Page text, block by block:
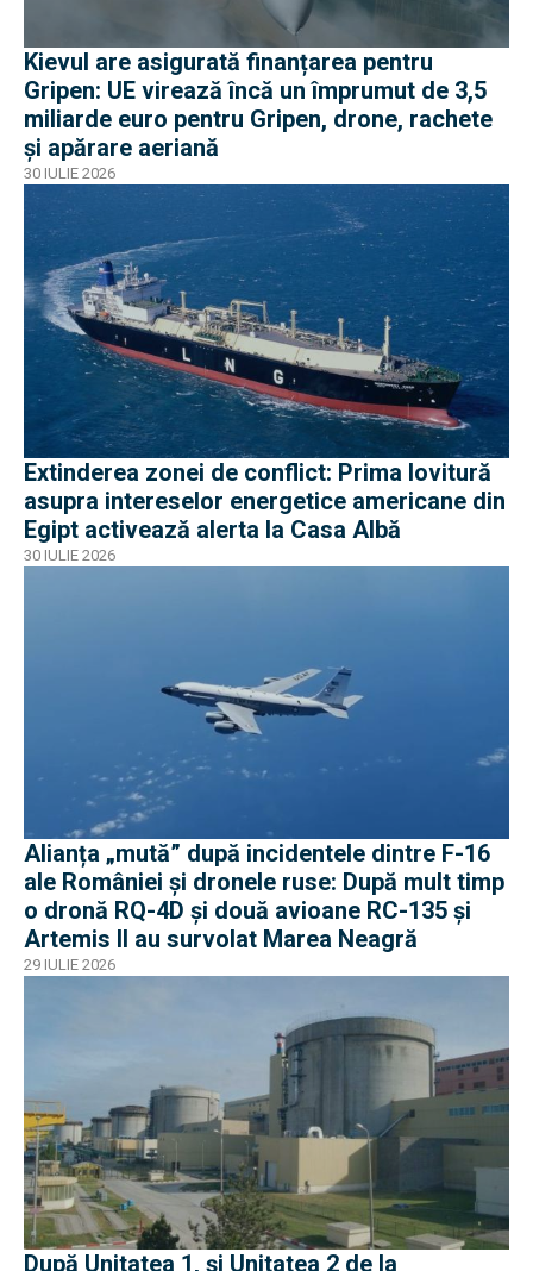
Kievul are asigurată finanțarea pentru
Gripen: UE virează încă un împrumut de 3,5
miliarde euro pentru Gripen, drone, rachete
și apărare aeriană
30 IULIE 2026
Extinderea zonei de conflict: Prima lovitură
asupra intereselor energetice americane din
Egipt activează alerta la Casa Albă
30 IULIE 2026
Alianța „mută” după incidentele dintre F-16
ale României și dronele ruse: După mult timp
o dronă RQ-4D și două avioane RC-135 și
Artemis II au survolat Marea Neagră
29 IULIE 2026
După Unitatea 1, și Unitatea 2 de la